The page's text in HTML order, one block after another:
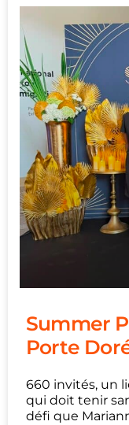
Summer
Porte
660 invités, un
qui doit tenir
défi que